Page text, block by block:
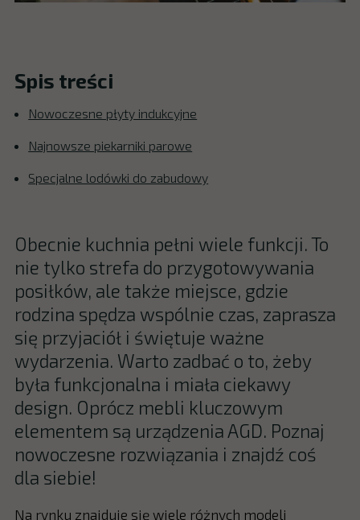
Spis treści
Nowoczesne płyty indukcyjne
Najnowsze piekarniki parowe
Specjalne lodówki do zabudowy
Obecnie kuchnia pełni wiele funkcji. To
nie tylko strefa do przygotowywania
posiłków, ale także miejsce, gdzie
rodzina spędza wspólnie czas, zaprasza
się przyjaciół i świętuje ważne
wydarzenia. Warto zadbać o to, żeby
była funkcjonalna i miała ciekawy
design. Oprócz mebli kluczowym
elementem są urządzenia AGD. Poznaj
nowoczesne rozwiązania i znajdź coś
dla siebie!
Na rynku znajduje się wiele różnych modeli